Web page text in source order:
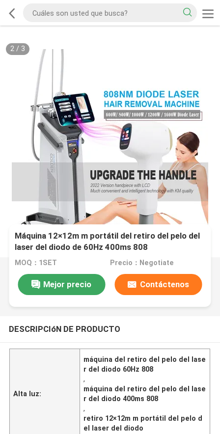
2/ 3
Máquina 12×12m m portátil del retiro del pelo del
laser del diodo de 60Hz 400ms 808
MOQ：1SET Precio：Negotiate
Mejor precio Contáctenos
DESCRIPCIóN DE PRODUCTO
Alta luz:
máquina del retiro del pelo del lase
r del diodo 60Hz 808
,
máquina del retiro del pelo del lase
r del diodo 400ms 808
,
retiro 12×12m m portátil del pelo d
el laser del diodo